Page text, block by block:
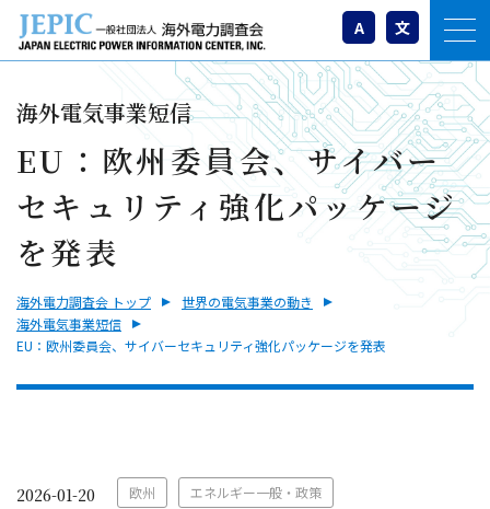
A 文
海外電気事業短信
EU：欧州委員会、サイバー
セキュリティ強化パッケージ
を発表
海外電力調査会 トップ
世界の電気事業の動き
海外電気事業短信
EU：欧州委員会、サイバーセキュリティ強化パッケージを発表
2026-01-20 欧州 エネルギー一般・政策